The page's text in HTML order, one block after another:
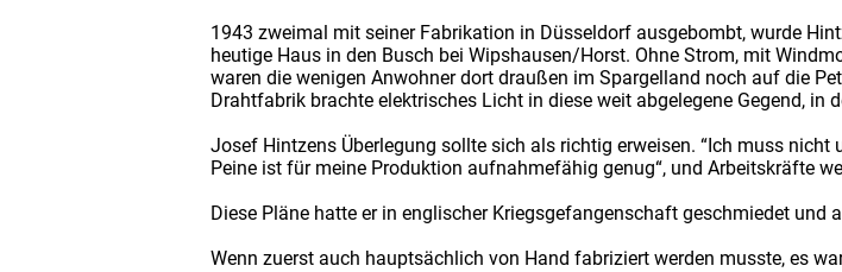
1943 zweimal mit seiner Fabrikation in Düsseldorf ausgebombt, wurde
heutige Haus in den Busch bei Wipshausen/Horst. Ohne Strom, mit
waren die wenigen Anwohner dort draußen im Spargelland noch auf die
Drahtfabrik brachte elektrisches Licht in diese weit abgelegene Gegend, in
Josef Hintzens Überlegung sollte sich als richtig erweisen. “Ich muss nicht
Peine ist für meine Produktion aufnahmefähig genug“, und Arbeitskräfte
Diese Pläne hatte er in englischer Kriegsgefangenschaft geschmiedet und
Wenn zuerst auch hauptsächlich von Hand fabriziert werden musste, es